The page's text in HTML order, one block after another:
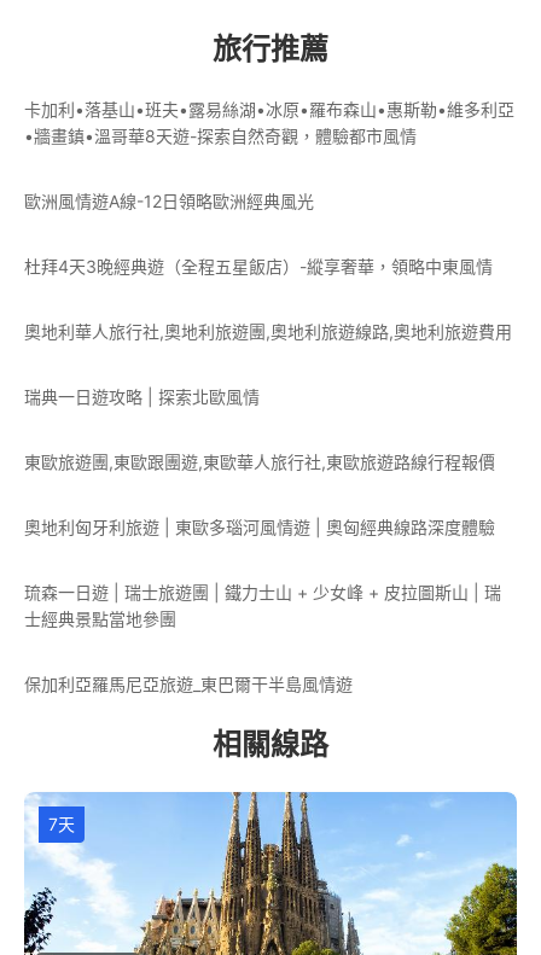
旅行推薦
卡加利•落基山•班夫•露易絲湖•冰原•羅布森山•惠斯勒•維多利亞
•牆畫鎮•溫哥華8天遊-探索自然奇觀，體驗都市風情
歐洲風情遊A線-12日領略歐洲經典風光
杜拜4天3晚經典遊（全程五星飯店）-縱享奢華，領略中東風情
奧地利華人旅行社,奧地利旅遊團,奧地利旅遊線路,奧地利旅遊費用
瑞典一日遊攻略 | 探索北歐風情
東歐旅遊團,東歐跟團遊,東歐華人旅行社,東歐旅遊路線行程報價
奧地利匈牙利旅遊 | 東歐多瑙河風情遊 | 奧匈經典線路深度體驗
琉森一日遊 | 瑞士旅遊團 | 鐵力士山 + 少女峰 + 皮拉圖斯山 | 瑞
士經典景點當地參團
保加利亞羅馬尼亞旅遊_東巴爾干半島風情遊
相關線路
7天